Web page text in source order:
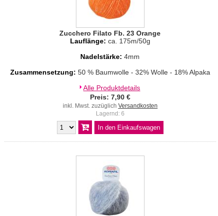
Zucchero Filato Fb. 23 Orange
Lauflänge: ca. 175m/50g
Nadelstärke: 4mm
Zusammensetzung: 50 % Baumwolle - 32% Wolle - 18% Alpaka
Alle Produktdetails
Preis: 7,90 €
inkl. Mwst. zuzüglich Versandkosten
Lagernd: 6